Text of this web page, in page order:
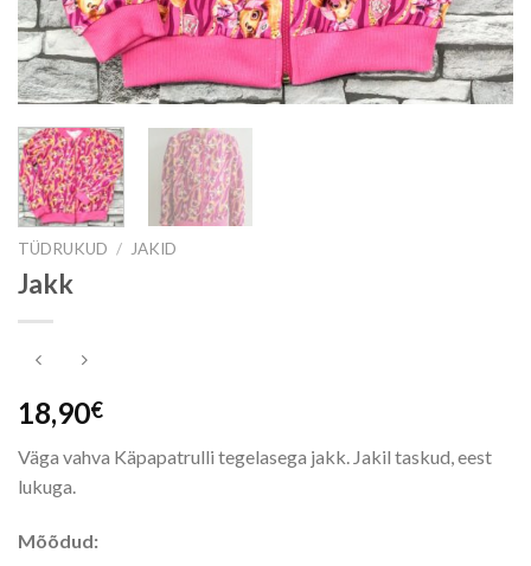
TÜDRUKUD / JAKID
Jakk
18,90€
Väga vahva Käpapatrulli tegelasega jakk. Jakil taskud, eest
lukuga.
Mõõdud: